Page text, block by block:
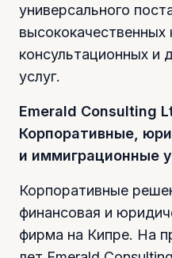
универсального
высококачественных
консультационных и
услуг.
Emerald Consulting
Корпоративные,
и иммиграционные
Корпоративные
финансовая и
фирма на Кипре. На